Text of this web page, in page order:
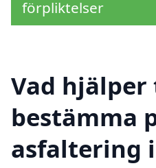
förpliktelser
Vad
bestämma
asfaltering